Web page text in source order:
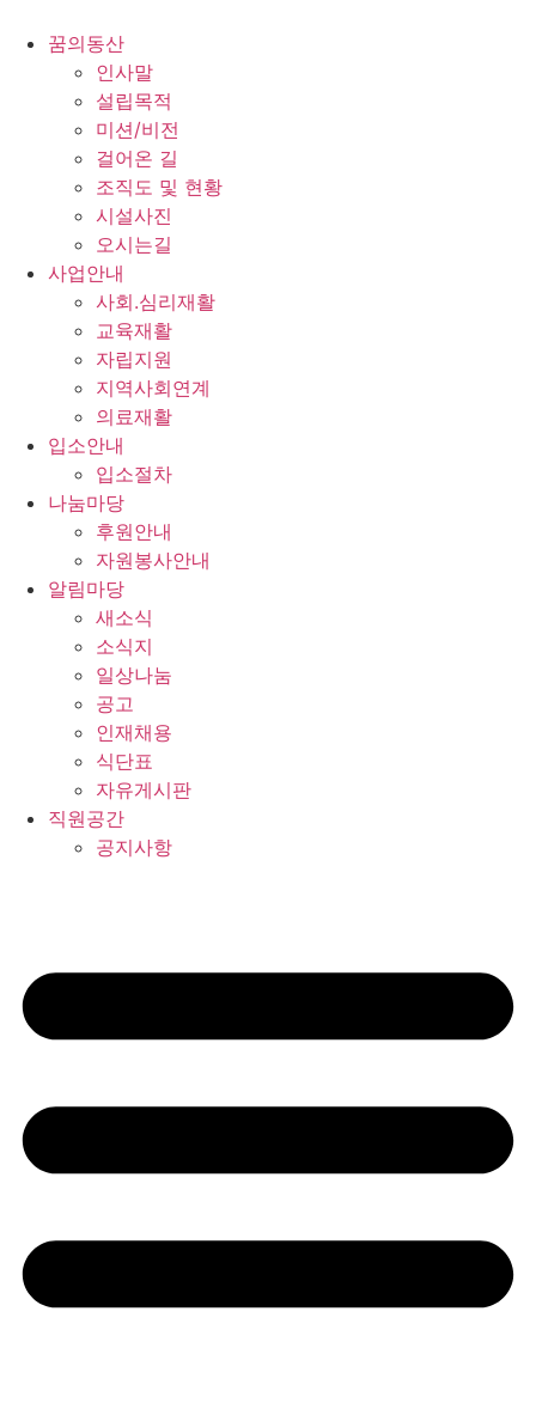
꿈의동산
인사말
설립목적
미션/비전
걸어온 길
조직도 및 현황
시설사진
오시는길
사업안내
사회.심리재활
교육재활
자립지원
지역사회연계
의료재활
입소안내
입소절차
나눔마당
후원안내
자원봉사안내
알림마당
새소식
소식지
일상나눔
공고
인재채용
식단표
자유게시판
직원공간
공지사항